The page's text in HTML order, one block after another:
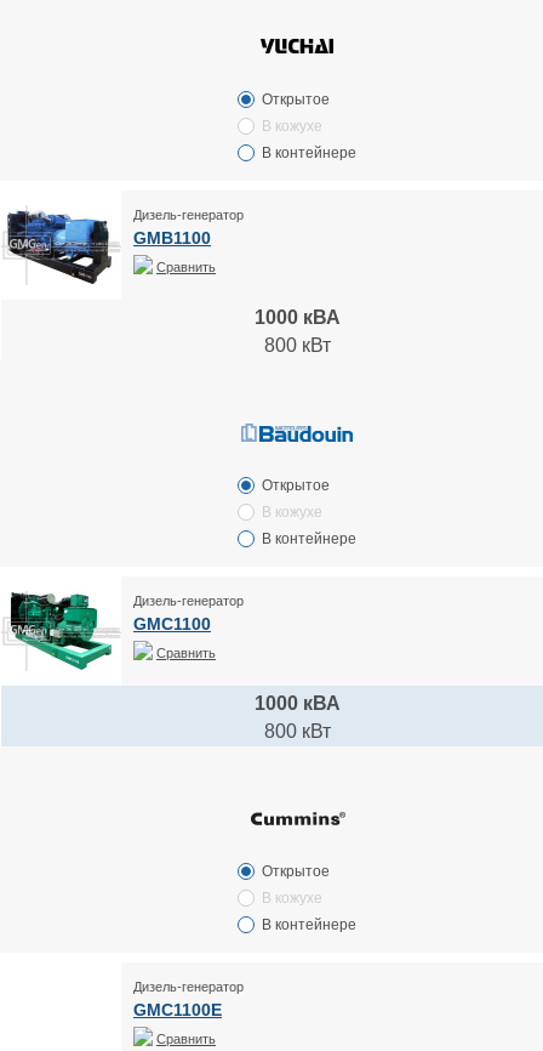
Открытое
В кожухе
В контейнере
Дизель-генератор
GMB1100
Сравнить
1000 кВА
800 кВт
Открытое
В кожухе
В контейнере
Дизель-генератор
GMC1100
Сравнить
1000 кВА
800 кВт
Открытое
В кожухе
В контейнере
Дизель-генератор
GMC1100E
Сравнить